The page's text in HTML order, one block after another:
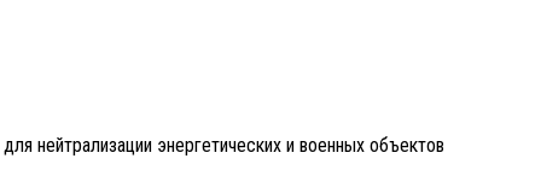
нейтрализации энергетических и военных объектов